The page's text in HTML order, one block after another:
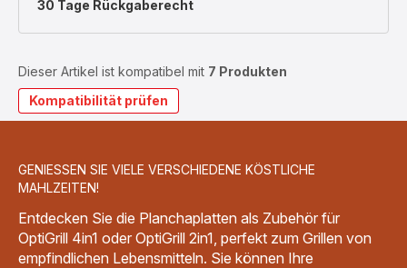
30 Tage Rückgaberecht
Dieser Artikel ist kompatibel mit 7 Produkten
Kompatibilität prüfen
GENIESSEN SIE VIELE VERSCHIEDENE KÖSTLICHE
MAHLZEITEN!
Entdecken Sie die Planchaplatten als Zubehör für
OptiGrill 4in1 oder OptiGrill 2in1, perfekt zum Grillen von
empfindlichen Lebensmitteln. Sie können Ihre